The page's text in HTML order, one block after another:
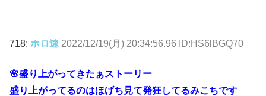
718: ホロ速 2022/12/19(月) 20:34:56.96 ID:HS6lBGQ70
🌸盛り上がってきたぁストーリー
盛り上がってるのはほげち見て発狂してるみこちです